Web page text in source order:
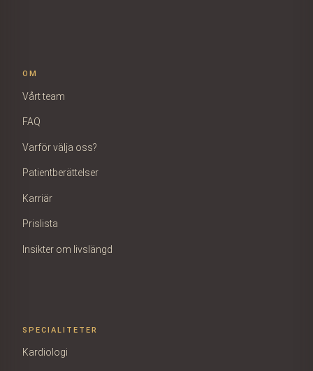
OM
Vårt team
FAQ
Varför välja oss?
Patientberättelser
Karriär
Prislista
Insikter om livslängd
SPECIALITETER
Kardiologi